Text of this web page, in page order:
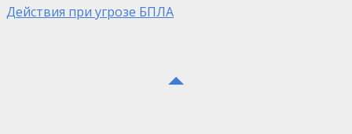
Действия при угрозе БПЛА